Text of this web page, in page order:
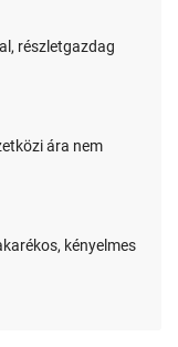
részletgazdag
ára nem
kényelmes